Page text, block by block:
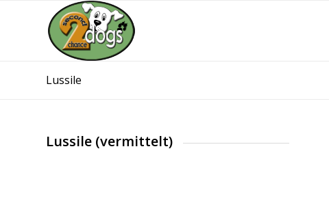
Lussile
Lussile (vermittelt)